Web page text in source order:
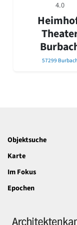
David
Harald
Gottfried Böhm
Schneider von
Peter Behrens
Auszeichnung
Moderne
Jugendstil
Historismus
Klassizismus
Gotik
4.0
57299
Objektsuche
Karte
Im Fokus
Epochen